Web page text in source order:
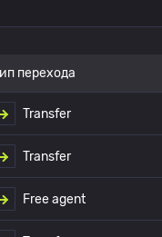
перехода
Transfer
Transfer
Free agent